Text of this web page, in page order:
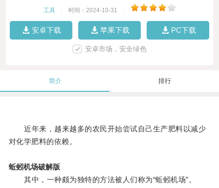
工具 时间：2024-10-31
安卓下载 苹果下载 PC下载
安卓市场，安全绿色
简介 排行
近年来，越来越多的农民开始尝试自己生产肥料以减少
对化学肥料的依赖。
蚯蚓机场破解版
其中，一种颇为独特的方法被人们称为“蚯蚓机场”。